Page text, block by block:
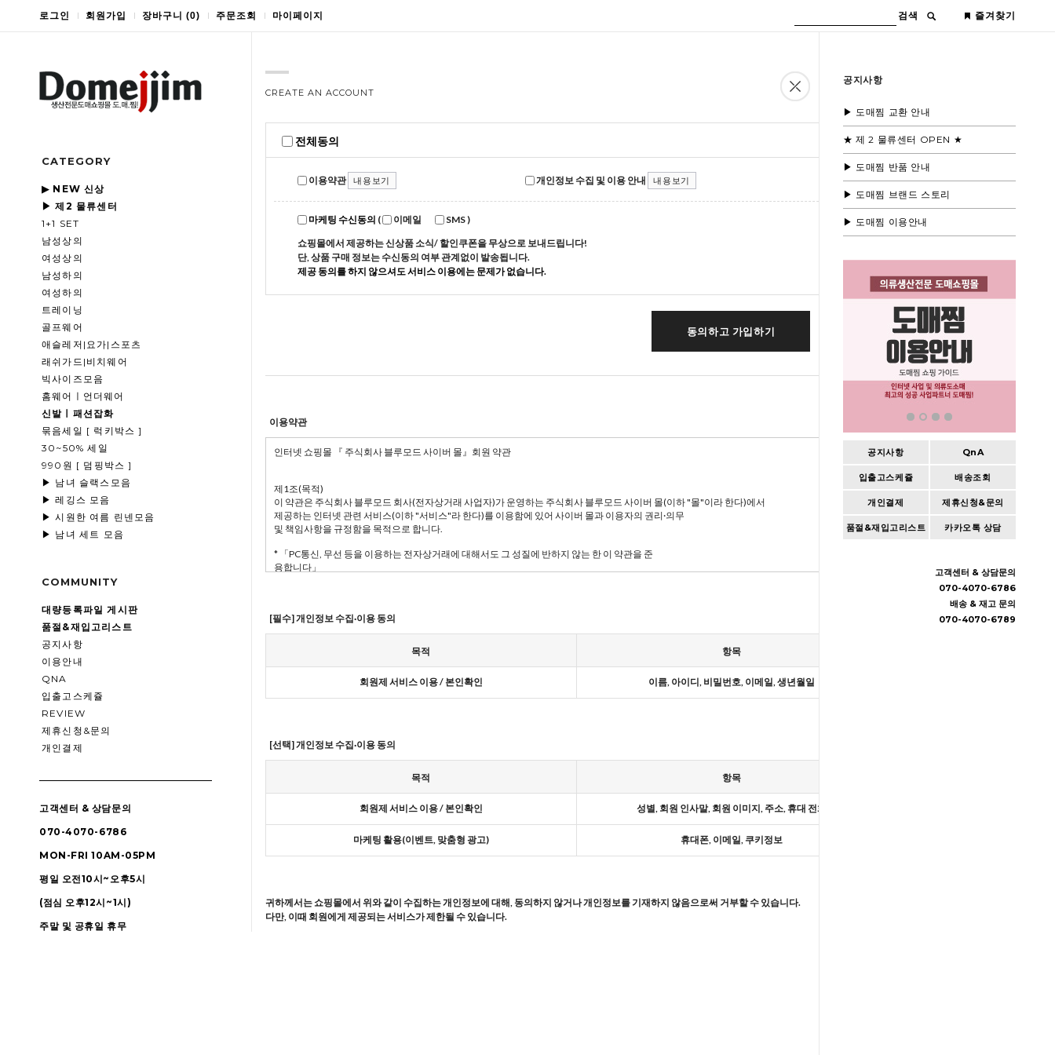
로그인 회원가입 장바구니 (0) 주문조회 마이페이지 검색 즐겨찾기
CATEGORY
▶ NEW 신상
▶ 제2 물류센터
1+1 SET
남성상의
여성상의
남성하의
여성하의
트레이닝
골프웨어
애슬레저|요가|스포츠
래쉬가드|비치웨어
빅사이즈모음
홈웨어ㅣ언더웨어
신발ㅣ패션잡화
묶음세일 [ 럭키박스 ]
30~50% 세일
990원 [ 덤핑박스 ]
▶ 남녀 슬랙스모음
▶ 레깅스 모음
▶ 시원한 여름 린넨모음
▶ 남녀 세트 모음
COMMUNITY
대량등록파일 게시판
품절&재입고리스트
공지사항
이용안내
QNA
입출고스케쥴
REVIEW
제휴신청&문의
개인결제
고객센터 & 상담문의
070-4070-6786
MON-FRI 10AM-05PM
평일 오전10시~오후5시
(점심 오후12시~1시)
주말 및 공휴일 휴무
공지사항
▶ 도매찜 교환 안내
★ 제 2 물류센터 OPEN ★
▶ 도매찜 반품 안내
▶ 도매찜 브랜드 스토리
▶ 도매찜 이용안내
공지사항 QnA
입출고스케쥴 배송조회
개인결제 제휴신청&문의
품절&재입고리스트 카카오톡 상담
고객센터 & 상담문의
070-4070-6786
배송 & 재고 문의
070-4070-6789
CREATE AN ACCOUNT
전체동의
이용약관 내용보기 개인정보 수집 및 이용 안내 내용보기
마케팅 수신동의 ( 이메일 SMS)
쇼핑몰에서 제공하는 신상품 소식/ 할인쿠폰을 무상으로 보내드립니다!
단, 상품 구매 정보는 수신동의 여부 관계없이 발송됩니다.
제공 동의를 하지 않으셔도 서비스 이용에는 문제가 없습니다.
동의하고 가입하기
이용약관
[필수] 개인정보 수집·이용 동의
목적 항목
회원제 서비스 이용 / 본인확인 이름, 아이디, 비밀번호, 이메일, 생년월일
[선택] 개인정보 수집·이용 동의
목적 항목
회원제 서비스 이용 / 본인확인 성별, 회원 인사말, 회원 이미지, 주소, 휴대 전화
마케팅 활용(이벤트, 맞춤형 광고) 휴대폰, 이메일, 쿠키정보
귀하께서는 쇼핑몰에서 위와 같이 수집하는 개인정보에 대해, 동의하지 않거나 개인정보를 기재하지 않음으로써 거부할 수 있습니다.
다만, 이때 회원에게 제공되는 서비스가 제한될 수 있습니다.